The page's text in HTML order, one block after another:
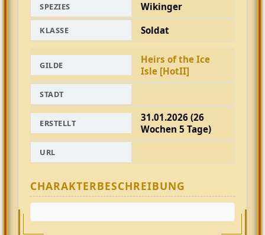
SPEZIES Wikinger
KLASSE Soldat
GILDE
Heirs of the Ice
Isle [HotII]
STADT
ERSTELLT
31.01.2026 (26
Wochen 5 Tage)
URL
CHARAKTERBESCHREIBUNG